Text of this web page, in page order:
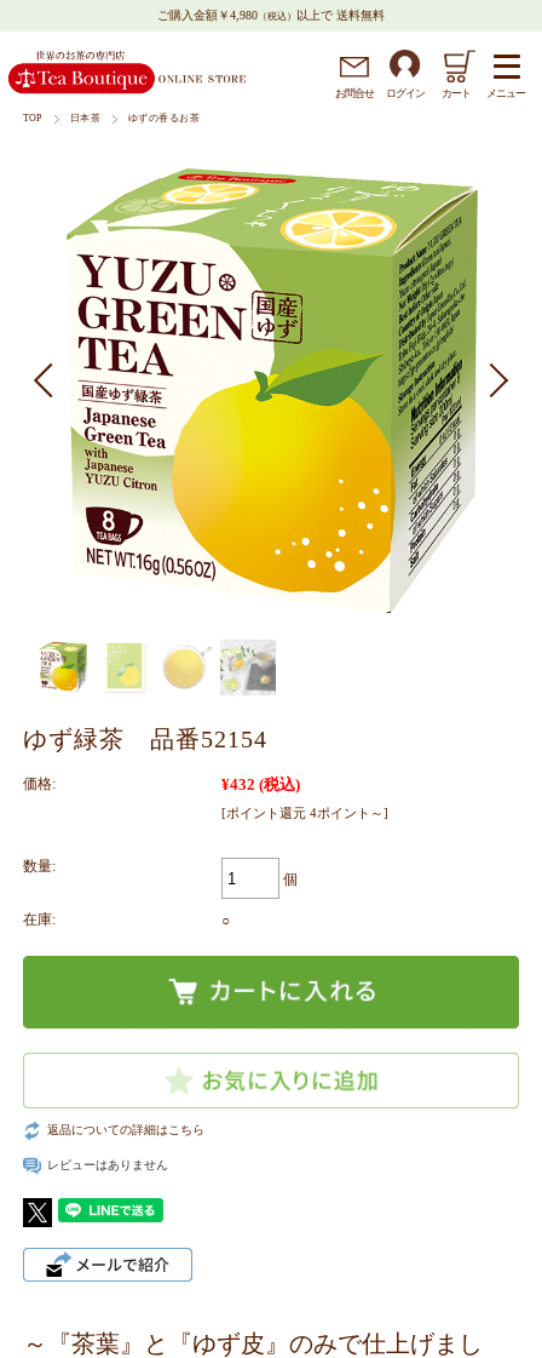
ご購入金額￥4,980 （税込） 以上で 送料無料
お問合せ ログイン カート メニュー
TOP 日本茶 ゆずの香るお茶
ゆず緑茶 品番52154
価格: ¥432 (税込)
[ポイント還元 4ポイント～]
数量:
個
在庫: ○
返品についての詳細はこちら
レビューはありません
～『茶葉』と『ゆず皮』のみで仕上げまし